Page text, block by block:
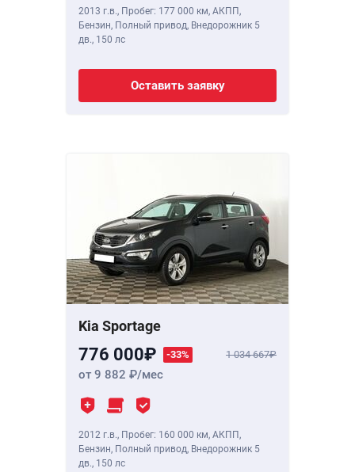
2013 г.в., Пробег: 177 000 км, АКПП,
Бензин, Полный привод, Внедорожник 5
дв., 150 лс
Оставить заявку
Kia Sportage
776 000 -33% 1 034 667
от 9 882 /мес
2012 г.в., Пробег: 160 000 км, АКПП,
Бензин, Полный привод, Внедорожник 5
дв., 150 лс